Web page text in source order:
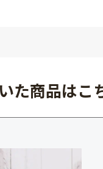
た商品はこ